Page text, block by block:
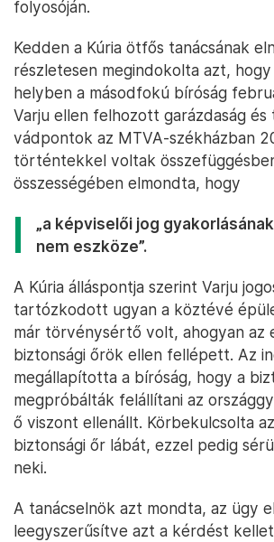
folyosóján.
Kedden a Kúria ötfős tanácsának
részletesen megindokolta azt,
helyben a másodfokú bíróság
Varju ellen felhozott garázdaság és
vádpontok az MTVA-székházban
történtekkel voltak
összességében elmondta, hogy
„a képviselői jog
nem eszköze”.
A Kúria álláspontja szerint Varju
tartózkodott ugyan a köztévé
már törvénysértő volt, ahogyan az
biztonsági őrök ellen fellépett. Az
megállapította a bíróság, hogy a
megpróbálták felállítani az
ő viszont ellenállt. Körbekulcsolta
biztonsági őr lábát, ezzel pedig
neki.
A tanácselnök azt mondta, az ügy
leegyszerűsítve azt a kérdést